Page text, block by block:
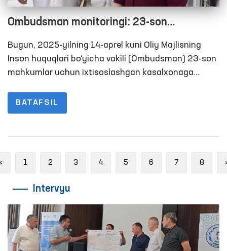
Ombudsman monitoringi: 23-son
mahkumlar uchun ixtisoslashgan
kasalxonada yaratilgan sharoitlar o‘rganildi
Bugun, 2025-yilning 14-aprel kuni Oliy Majlisning
Inson huquqlari bo‘yicha vakili (Ombudsman) 23-son
mahkumlar uchun ixtisoslashgan kasalxonaga
kasalxonada o‘tgan yilning iyul oyida Ombudsman
tavsiyasiga ko‘ra, 50 o‘rinli ayollar bo‘linmasining
mahkumalarga barcha tibbiy sharoitlar yaratilganiga
BATAFSIL
Previous
1 2 3 4 5 6 7 8
Intervyu